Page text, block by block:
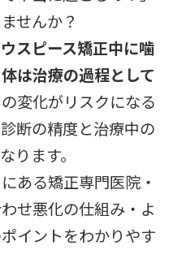
せんか？
スピース矯正中に噛
は治療の過程として
変化がリスクになる
断の精度と治療中の
ります。
ある矯正専門医院・
せ悪化の仕組み・よ
イントをわかりやす